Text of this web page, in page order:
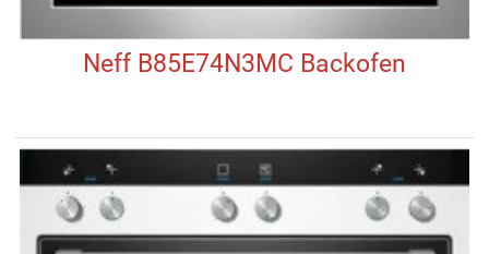
Neff B85E74N3MC Backofen